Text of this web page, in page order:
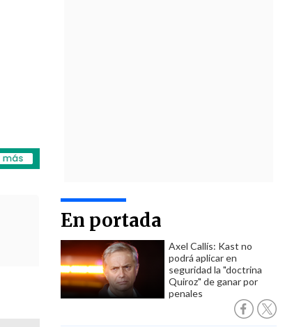
En portada
Axel Callís: Kast no
podrá aplicar en
seguridad la "doctrina
Quiroz" de ganar por
penales